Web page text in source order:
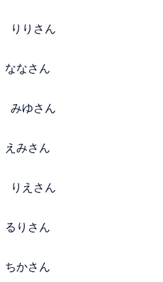
りさん
さん
ゆさん
さん
えさん
さん
さん